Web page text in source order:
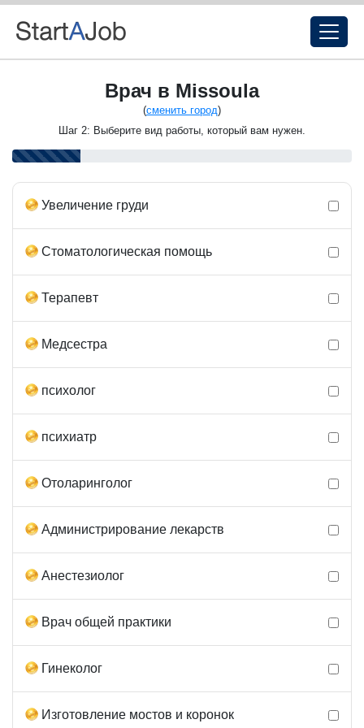
Врач в Missoula
(сменить город)
Шаг 2: Выберите вид работы, который вам нужен.
Увеличение груди
Стоматологическая помощь
Терапевт
Медсестра
психолог
психиатр
Отоларинголог
Администрирование лекарств
Анестезиолог
Врач общей практики
Гинеколог
Изготовление мостов и коронок